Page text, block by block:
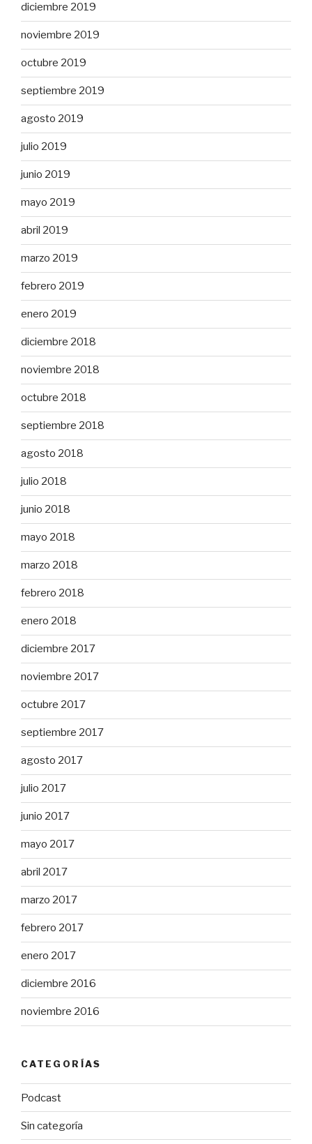
diciembre 2019
noviembre 2019
octubre 2019
septiembre 2019
agosto 2019
julio 2019
junio 2019
mayo 2019
abril 2019
marzo 2019
febrero 2019
enero 2019
diciembre 2018
noviembre 2018
octubre 2018
septiembre 2018
agosto 2018
julio 2018
junio 2018
mayo 2018
marzo 2018
febrero 2018
enero 2018
diciembre 2017
noviembre 2017
octubre 2017
septiembre 2017
agosto 2017
julio 2017
junio 2017
mayo 2017
abril 2017
marzo 2017
febrero 2017
enero 2017
diciembre 2016
noviembre 2016
CATEGORÍAS
Podcast
Sin categoría